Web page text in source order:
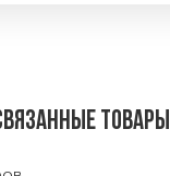
товары